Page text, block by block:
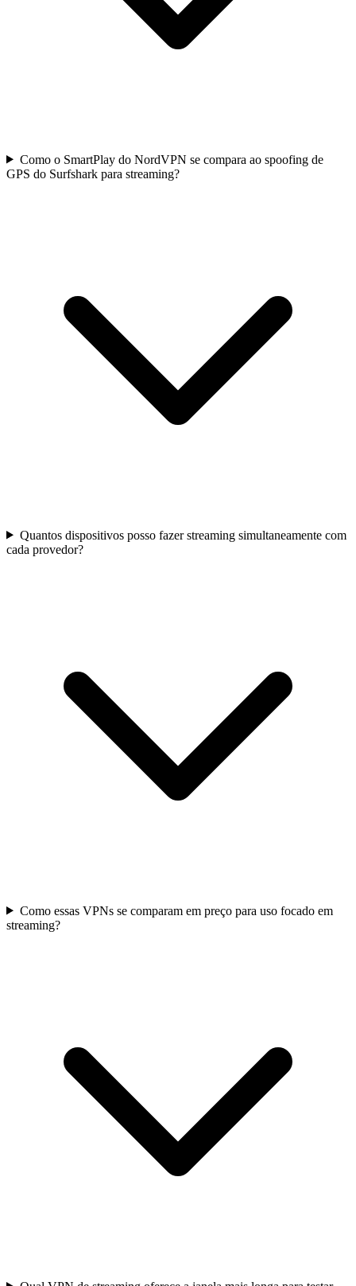
Como o SmartPlay do NordVPN se compara ao spoofing de
GPS do Surfshark para streaming?
Quantos dispositivos posso fazer streaming simultaneamente com
cada provedor?
Como essas VPNs se comparam em preço para uso focado em
streaming?